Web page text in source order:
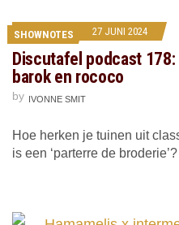
SHOWNOTES 27 JUNI 2024
Discutafel podcast
barok en rococo
by IVONNE SMIT
Hoe herken je tuinen uit
is een ‘parterre de broderie’?